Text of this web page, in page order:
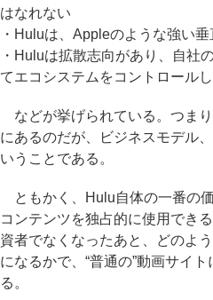
はなれない
・Huluは、Appleのような強い
・Huluは拡散志向があり、自社
てエコシステムをコントロール
などが挙げられている。つま
にあるのだが、ビジネスモデル
いうことである。
ともかく、Hulu自体の一番の
コンテンツを独占的に使用でき
資者でなくなったあと、どのよ
になるかで、“普通の”動画サイ
る。